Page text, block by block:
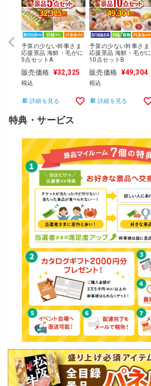
予算の少ない幹事さま
応援景品 海鮮・毛がに
5点セットA
販売価格 ¥32,325
税込
詳細を見る
予算の少ない幹事さま
応援景品 海鮮・毛がに
10点セットB
販売価格 ¥49,304
税込
詳細を見る
特典・サービス